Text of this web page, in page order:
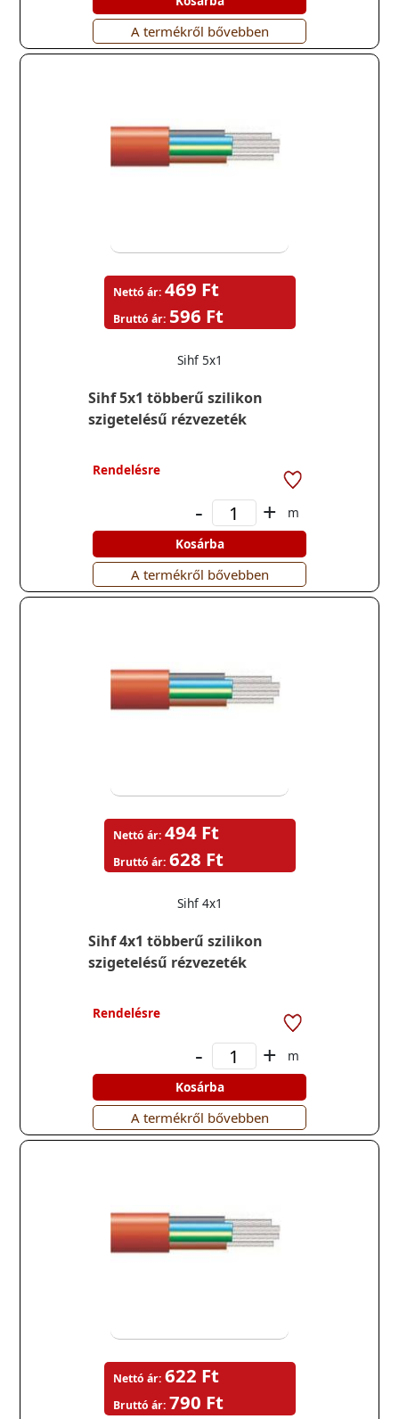
A termékről bővebben
Sihf 5x1 többerű szilikon
szigetelésű rézvezeték
Sihf 5x1
Nettó ár: 469 Ft
Bruttó ár: 596 Ft
Rendelésre
- +
m
Kosárba
A termékről bővebben
Sihf 4x1 többerű szilikon
szigetelésű rézvezeték
Sihf 4x1
Nettó ár: 494 Ft
Bruttó ár: 628 Ft
Rendelésre
- +
m
Kosárba
A termékről bővebben
Nettó ár: 622 Ft
Bruttó ár: 790 Ft